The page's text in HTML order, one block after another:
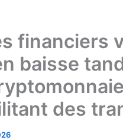
financiers
baisse
des